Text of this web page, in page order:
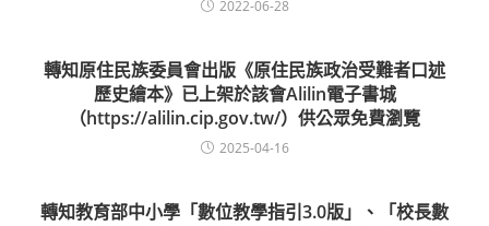
2022-06-28
轉知原住民族委員會出版《原住民族政治受難者口述
歷史繪本》已上架於該會Alilin電子書城
（https://alilin.cip.gov.tw/）供公眾免費瀏覽
2025-04-16
轉知教育部中小學「數位教學指引3.0版」、「校長數